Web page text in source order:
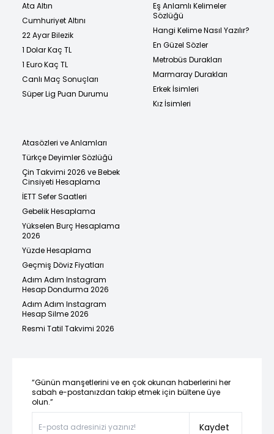
Ata Altın
Cumhuriyet Altını
22 Ayar Bilezik
1 Dolar Kaç TL
1 Euro Kaç TL
Canlı Maç Sonuçları
Süper Lig Puan Durumu
Eş Anlamlı Kelimeler
Sözlüğü
Hangi Kelime Nasıl Yazılır?
En Güzel Sözler
Metrobüs Durakları
Marmaray Durakları
Erkek İsimleri
Kız İsimleri
Atasözleri ve Anlamları
Türkçe Deyimler Sözlüğü
Çin Takvimi 2026 ve Bebek
Cinsiyeti Hesaplama
İETT Sefer Saatleri
Gebelik Hesaplama
Yükselen Burç Hesaplama
2026
Yüzde Hesaplama
Geçmiş Döviz Fiyatları
Adım Adım Instagram
Hesap Dondurma 2026
Adım Adım Instagram
Hesap Silme 2026
Resmi Tatil Takvimi 2026
“Günün manşetlerini ve en çok okunan haberlerini her
sabah e-postanızdan takip etmek için bültene üye
olun.”
Kaydet